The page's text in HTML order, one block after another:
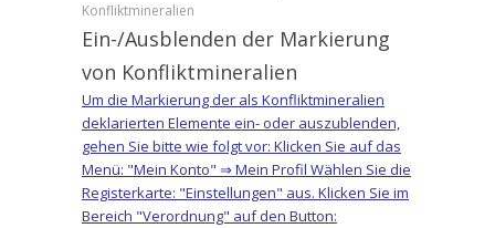
Konfliktmineralien
Ein-/Ausblenden der Markierung
von Konfliktmineralien
Um die Markierung der als Konfliktmineralien
deklarierten Elemente ein- oder auszublenden,
gehen Sie bitte wie folgt vor: Klicken Sie auf das
Menü: "Mein Konto" ⇒ Mein Profil Wählen Sie die
Registerkarte: "Einstellungen" aus. Klicken Sie im
Bereich "Verordnung" auf den Button: